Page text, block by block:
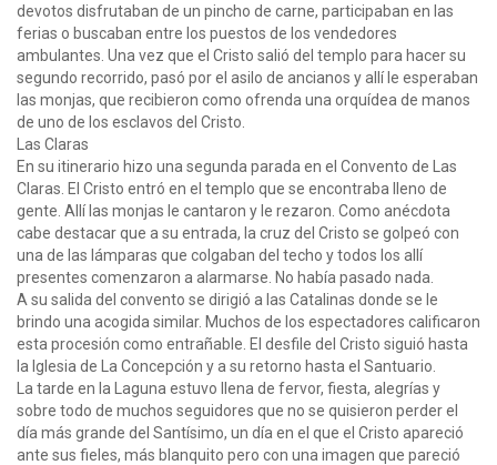
devotos disfrutaban de un pincho de carne, participaban en las
ferias o buscaban entre los puestos de los vendedores
ambulantes. Una vez que el Cristo salió del templo para hacer su
segundo recorrido, pasó por el asilo de ancianos y allí le esperaban
las monjas, que recibieron como ofrenda una orquídea de manos
de uno de los esclavos del Cristo.
Las Claras
En su itinerario hizo una segunda parada en el Convento de Las
Claras. El Cristo entró en el templo que se encontraba lleno de
gente. Allí las monjas le cantaron y le rezaron. Como anécdota
cabe destacar que a su entrada, la cruz del Cristo se golpeó con
una de las lámparas que colgaban del techo y todos los allí
presentes comenzaron a alarmarse. No había pasado nada.
A su salida del convento se dirigió a las Catalinas donde se le
brindo una acogida similar. Muchos de los espectadores calificaron
esta procesión como entrañable. El desfile del Cristo siguió hasta
la Iglesia de La Concepción y a su retorno hasta el Santuario.
La tarde en la Laguna estuvo llena de fervor, fiesta, alegrías y
sobre todo de muchos seguidores que no se quisieron perder el
día más grande del Santísimo, un día en el que el Cristo apareció
ante sus fieles, más blanquito pero con una imagen que pareció